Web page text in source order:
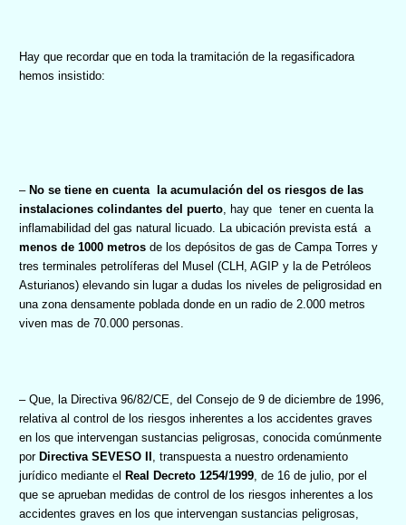
Hay que recordar que en toda la tramitación de la regasificadora
hemos insistido:
– No se tiene en cuenta
la acumulación del os riesgos de las
instalaciones colindantes del puerto, hay que tener en cuenta la
inflamabilidad del gas natural licuado. La ubicación prevista está a
menos de 1000 metros de los depósitos de gas de Campa Torres y
tres terminales petrolíferas del Musel (CLH, AGIP y la de Petróleos
Asturianos) elevando sin lugar a dudas los niveles de peligrosidad en
una zona densamente poblada donde en un radio de 2.000 metros
viven mas de 70.000 personas.
– Que, la Directiva 96/82/CE, del Consejo de 9 de diciembre de 1996,
relativa al control de los riesgos inherentes a los accidentes graves
en los que intervengan sustancias peligrosas, conocida comúnmente
por Directiva SEVESO II , transpuesta a nuestro ordenamiento
jurídico mediante el Real Decreto 1254/1999, de 16 de julio, por el
que se aprueban medidas de control de los riesgos inherentes a los
accidentes graves en los que intervengan sustancias peligrosas,